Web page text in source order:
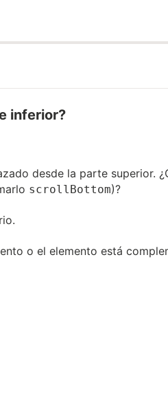
inferior?
desde la parte superior.
scrollBottom)?
o el elemento está